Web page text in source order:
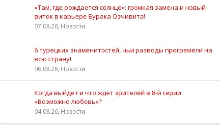
«Там, где рождается солнце»: громкая замена и новый
виток в карьере Бурака Озчивита!
07.08.26, Новости
6 турецких знаменитостей, чьи разводы прогремели на
всю страну!
06.08.26, Новости
Когда выйдет и что ждёт зрителей в 8-й серии
«Возможно любовь»?
04.08.26, Новости